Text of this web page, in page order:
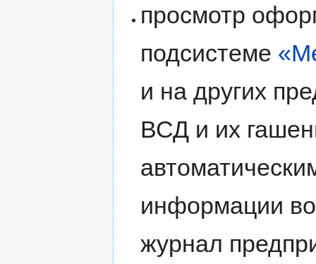
просмотр
подсистеме
и на других
ВСД и их
информации
журнал